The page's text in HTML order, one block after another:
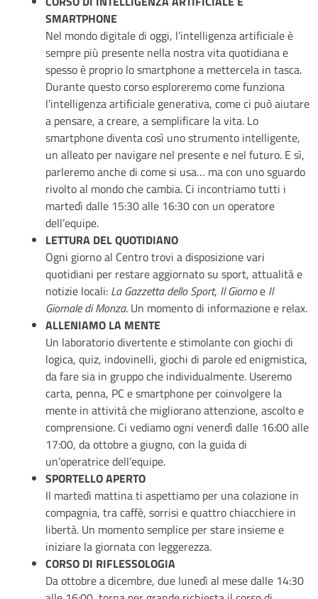
SMARTPHONE
Nel mondo digitale di oggi, l’intelligenza artificiale è
sempre più presente nella nostra vita quotidiana e
spesso è proprio lo smartphone a mettercela in tasca.
Durante questo corso esploreremo come funziona
l’intelligenza artificiale generativa, come ci può aiutare
a pensare, a creare, a semplificare la vita. Lo
smartphone diventa così uno strumento intelligente,
un alleato per navigare nel presente e nel futuro. E sì,
parleremo anche di come si usa… ma con uno sguardo
rivolto al mondo che cambia. Ci incontriamo tutti i
martedì dalle 15:30 alle 16:30 con un operatore
dell’equipe.
LETTURA DEL QUOTIDIANO
Ogni giorno al Centro trovi a disposizione vari
quotidiani per restare aggiornato su sport, attualità e
notizie locali: La Gazzetta dello Sport, Il Giornoe Il
Giornale di Monza. Un momento di informazione e relax.
ALLENIAMO LA MENTE
Un laboratorio divertente e stimolante con giochi di
logica, quiz, indovinelli, giochi di parole ed enigmistica,
da fare sia in gruppo che individualmente. Useremo
carta, penna, PC e smartphone per coinvolgere la
mente in attività che migliorano attenzione, ascolto e
comprensione. Ci vediamo ogni venerdì dalle 16:00 alle
17:00, da ottobre a giugno, con la guida di
un’operatrice dell’equipe.
SPORTELLO APERTO
Il martedì mattina ti aspettiamo per una colazione in
compagnia, tra caffè, sorrisi e quattro chiacchiere in
libertà. Un momento semplice per stare insieme e
iniziare la giornata con leggerezza.
CORSO DI RIFLESSOLOGIA
Da ottobre a dicembre, due lunedì al mese dalle 14:30